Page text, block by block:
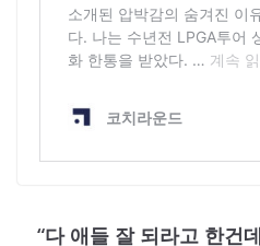
“다 애들 잘 되라고 한건